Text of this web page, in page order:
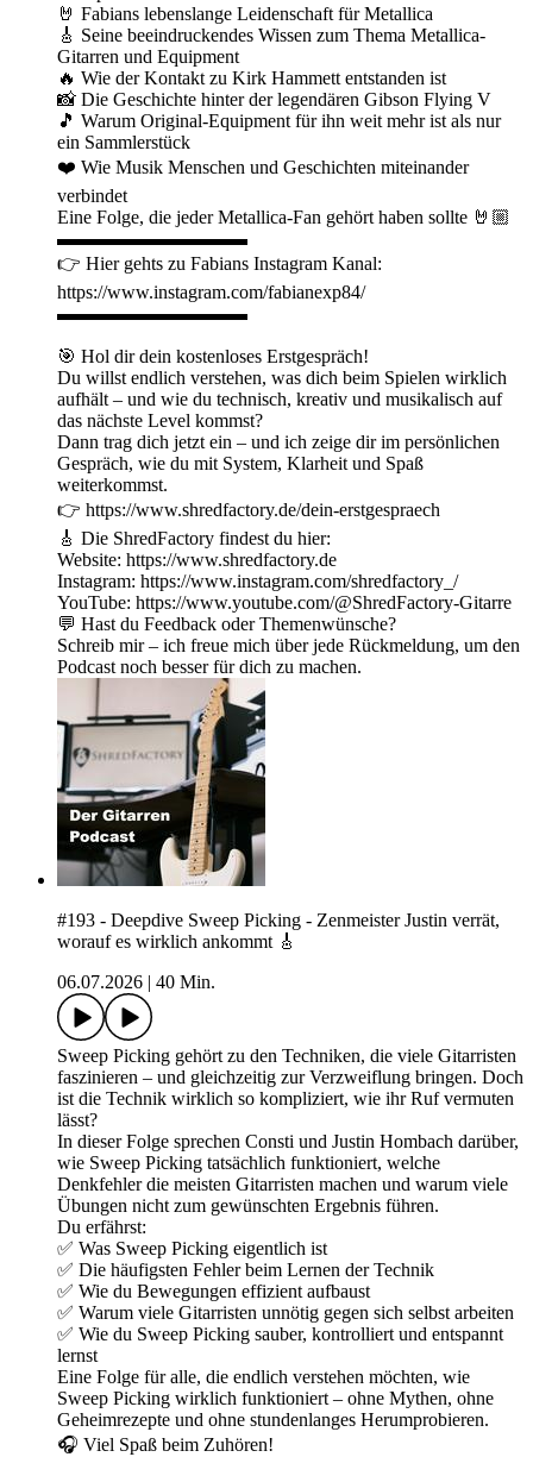
🤘 Fabians lebenslange Leidenschaft für Metallica
🎸 Seine beeindruckendes Wissen zum Thema Metallica-
Gitarren und Equipment
🔥 Wie der Kontakt zu Kirk Hammett entstanden ist
📸 Die Geschichte hinter der legendären Gibson Flying V
🎵 Warum Original-Equipment für ihn weit mehr ist als nur
ein Sammlerstück
❤️ Wie Musik Menschen und Geschichten miteinander
verbindet
Eine Folge, die jeder Metallica-Fan gehört haben sollte 🤘🏼
▬▬▬▬▬▬▬▬▬▬
👉 Hier gehts zu Fabians Instagram Kanal:
https://www.instagram.com/fabianexp84/
▬▬▬▬▬▬▬▬▬▬
🎯 Hol dir dein kostenloses Erstgespräch!
Du willst endlich verstehen, was dich beim Spielen wirklich
aufhält – und wie du technisch, kreativ und musikalisch auf
das nächste Level kommst?
Dann trag dich jetzt ein – und ich zeige dir im persönlichen
Gespräch, wie du mit System, Klarheit und Spaß
weiterkommst.
👉 ⁠https://www.shredfactory.de/dein-erstgespraech⁠
🎸 Die ShredFactory findest du hier:
Website: ⁠https://www.shredfactory.de⁠
Instagram: ⁠https://www.instagram.com/shredfactory_/⁠
YouTube: ⁠https://www.youtube.com/@ShredFactory-Gitarre⁠
💬 Hast du Feedback oder Themenwünsche?
Schreib mir – ich freue mich über jede Rückmeldung, um den
Podcast noch besser für dich zu machen.
#193 - Deepdive Sweep Picking - Zenmeister Justin verrät,
worauf es wirklich ankommt 🎸
06.07.2026
40 Min.
Sweep Picking gehört zu den Techniken, die viele Gitarristen
faszinieren – und gleichzeitig zur Verzweiflung bringen. Doch
ist die Technik wirklich so kompliziert, wie ihr Ruf vermuten
lässt?
In dieser Folge sprechen Consti und Justin Hombach darüber,
wie Sweep Picking tatsächlich funktioniert, welche
Denkfehler die meisten Gitarristen machen und warum viele
Übungen nicht zum gewünschten Ergebnis führen.
Du erfährst:
✅ Was Sweep Picking eigentlich ist
✅ Die häufigsten Fehler beim Lernen der Technik
✅ Wie du Bewegungen effizient aufbaust
✅ Warum viele Gitarristen unnötig gegen sich selbst arbeiten
✅ Wie du Sweep Picking sauber, kontrolliert und entspannt
lernst
Eine Folge für alle, die endlich verstehen möchten, wie
Sweep Picking wirklich funktioniert – ohne Mythen, ohne
Geheimrezepte und ohne stundenlanges Herumprobieren.
🎧 Viel Spaß beim Zuhören!